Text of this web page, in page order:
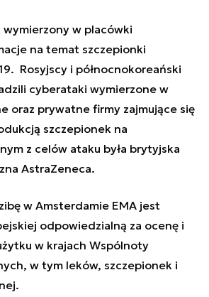
w placówki
na temat szczepionki
Rosyjscy i północnokoreański
cyberataki wymierzone w
oraz prywatne firmy zajmujące się
szczepionek na
z celów ataku była brytyjska
AstraZeneca.
w Amsterdamie EMA jest
odpowiedzialną za ocenę i
w krajach Wspólnoty
w tym leków, szczepionek i